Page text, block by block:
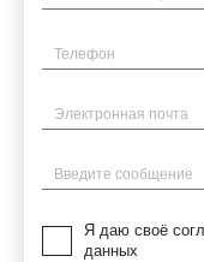
Телефон
Электронная почта
Введите сообщение
Я даю своё
данных